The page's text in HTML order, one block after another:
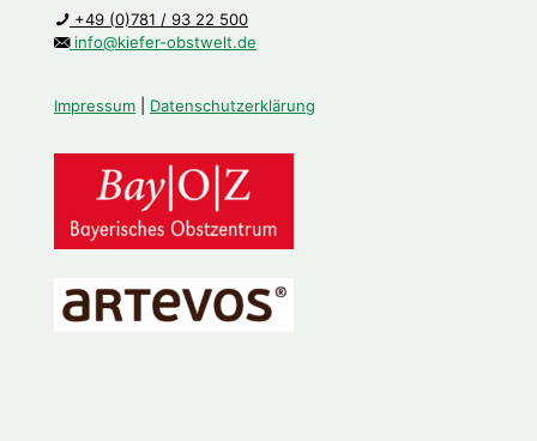
+49 (0)781 / 93 22 500
info@kiefer-obstwelt.de
Impressum Datenschutzerklärung